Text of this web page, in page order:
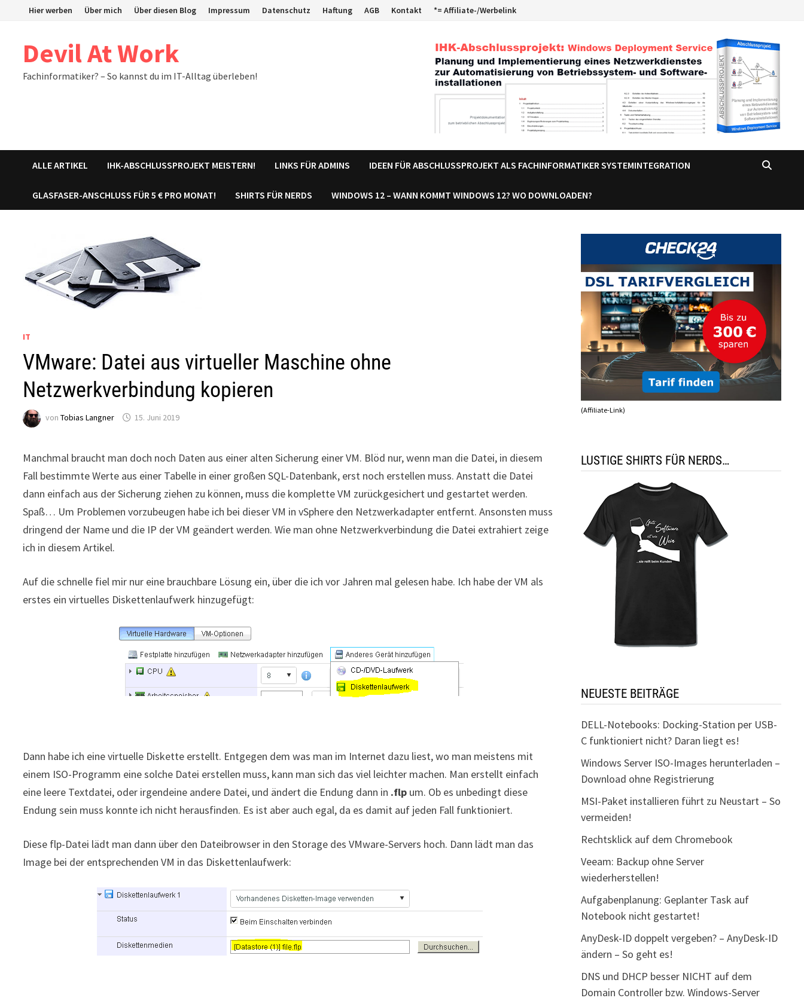
Hier werben Über mich Über diesen Blog Impressum Datenschutz Haftung AGB Kontakt *= Affiliate-/Werbelink
Devil At Work
Fachinformatiker? – So kannst du im IT-Alltag überleben!
ALLE ARTIKEL IHK-ABSCHLUSSPROJEKT MEISTERN! LINKS FÜR ADMINS IDEEN FÜR ABSCHLUSSPROJEKT ALS FACHINFORMATIKER SYSTEMINTEGRATION
GLASFASER-ANSCHLUSS FÜR 5 € PRO MONAT! SHIRTS FÜR NERDS WINDOWS 12 – WANN KOMMT WINDOWS 12? WO DOWNLOADEN?
IT
VMware: Datei aus virtueller Maschine ohne
Netzwerkverbindung kopieren
vonTobias Langner 15. Juni 2019
Manchmal braucht man doch noch Daten aus einer alten Sicherung einer VM. Blöd nur, wenn man die Datei, in diesem
Fall bestimmte Werte aus einer Tabelle in einer großen SQL-Datenbank, erst noch erstellen muss. Anstatt die Datei
dann einfach aus der Sicherung ziehen zu können, muss die komplette VM zurückgesichert und gestartet werden.
Spaß… Um Problemen vorzubeugen habe ich bei dieser VM in vSphere den Netzwerkadapter entfernt. Ansonsten muss
dringend der Name und die IP der VM geändert werden. Wie man ohne Netzwerkverbindung die Datei extrahiert zeige
ich in diesem Artikel.
Auf die schnelle fiel mir nur eine brauchbare Lösung ein, über die ich vor Jahren mal gelesen habe. Ich habe der VM als
erstes ein virtuelles Diskettenlaufwerk hinzugefügt:
Dann habe ich eine virtuelle Diskette erstellt. Entgegen dem was man im Internet dazu liest, wo man meistens mit
einem ISO-Programm eine solche Datei erstellen muss, kann man sich das viel leichter machen. Man erstellt einfach
eine leere Textdatei, oder irgendeine andere Datei, und ändert die Endung dann in .flp um. Ob es unbedingt diese
Endung sein muss konnte ich nicht herausfinden. Es ist aber auch egal, da es damit auf jeden Fall funktioniert.
Diese flp-Datei lädt man dann über den Dateibrowser in den Storage des VMware-Servers hoch. Dann lädt man das
Image bei der entsprechenden VM in das Diskettenlaufwerk:
(Affiliate-Link)
LUSTIGE SHIRTS FÜR NERDS…
NEUESTE BEITRÄGE
DELL-Notebooks: Docking-Station per USB-
C funktioniert nicht? Daran liegt es!
Windows Server ISO-Images herunterladen –
Download ohne Registrierung
MSI-Paket installieren führt zu Neustart – So
vermeiden!
Rechtsklick auf dem Chromebook
Veeam: Backup ohne Server
wiederherstellen!
Aufgabenplanung: Geplanter Task auf
Notebook nicht gestartet!
AnyDesk-ID doppelt vergeben? – AnyDesk-ID
ändern – So geht es!
DNS und DHCP besser NICHT auf dem
Domain Controller bzw. Windows-Server